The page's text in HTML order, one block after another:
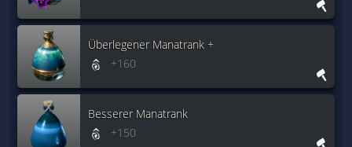
Überlegener Manatrank +
+160
Besserer Manatrank
+150